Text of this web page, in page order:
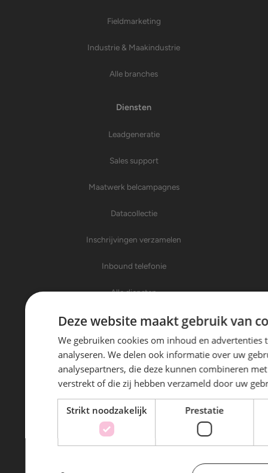
Fieldmarketing
Industrie & Maakindustrie
Alle branches
Diensten
Leadgeneratie
Sales support
Maatwerk belcampagnes
Datacollectie
Inschrijvingen verzamelen
Inbound telefonie
Alle diensten
Over Trinity Sales
Over ons
Nieuws
Klanten aan het woord
Deze website maakt gebruik van
We gebruiken cookies om inhoud en advertenties
analyseren. We delen ook informatie over uw
analysepartners, die deze kunnen combineren
verstrekt of die zij hebben verzameld door uw
Strikt noodzakelijk Prestatie